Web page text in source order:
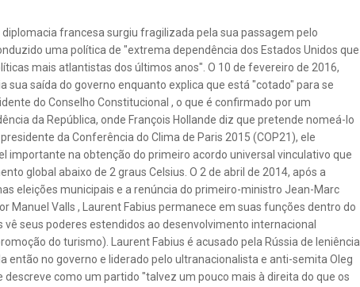
diplomacia francesa surgiu fragilizada pela sua passagem pelo
uma política de "extrema dependência dos Estados Unidos que
mais atlantistas dos últimos anos". O 10 de fevereiro de 2016,
sua saída do governo enquanto explica que está "cotado" para se
do Conselho Constitucional , o que é confirmado por um
da República, onde François Hollande diz que pretende nomeá-lo
da Conferência do Clima de Paris 2015 (COP21), ele
importante na obtenção do primeiro acordo universal vinculativo que
global abaixo de 2 graus Celsius. O 2 de abril de 2014, após a
eleições municipais e a renúncia do primeiro-ministro Jean-Marc
Manuel Valls , Laurent Fabius permanece em suas funções dentro do
vê seus poderes estendidos ao desenvolvimento internacional
do turismo). Laurent Fabius é acusado pela Rússia de leniência
então no governo e liderado pelo ultranacionalista e anti-semita Oleg
descreve como um partido "talvez um pouco mais à direita do que os